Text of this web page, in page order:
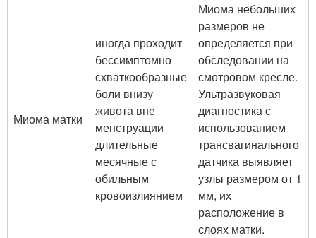
Миома матки
иногда проходит
бессимптомно
схваткообразные
боли внизу
живота вне
менструации
длительные
месячные с
обильным
кровоизлиянием
Миома небольших
размеров не
определяется при
обследовании на
смотровом кресле.
Ультразвуковая
диагностика с
использованием
трансвагинального
датчика выявляет
узлы размером от 1
мм, их
расположение в
слоях матки.